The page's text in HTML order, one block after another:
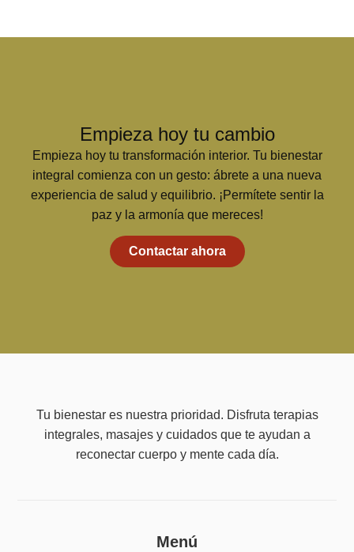
Empieza hoy tu cambio
Empieza hoy tu transformación interior. Tu bienestar
integral comienza con un gesto: ábrete a una nueva
experiencia de salud y equilibrio. ¡Permítete sentir la
paz y la armonía que mereces!
Contactar ahora
Tu bienestar es nuestra prioridad. Disfruta terapias
integrales, masajes y cuidados que te ayudan a
reconectar cuerpo y mente cada día.
Menú